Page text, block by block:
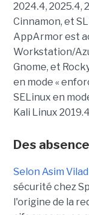
2024.4, 2025.4,
Cinnamon, et
AppArmor est
Workstation/
Gnome, et
en mode «
SELinux en
Kali Linux
Des
Selon Asim
sécurité chez
l'origine de la